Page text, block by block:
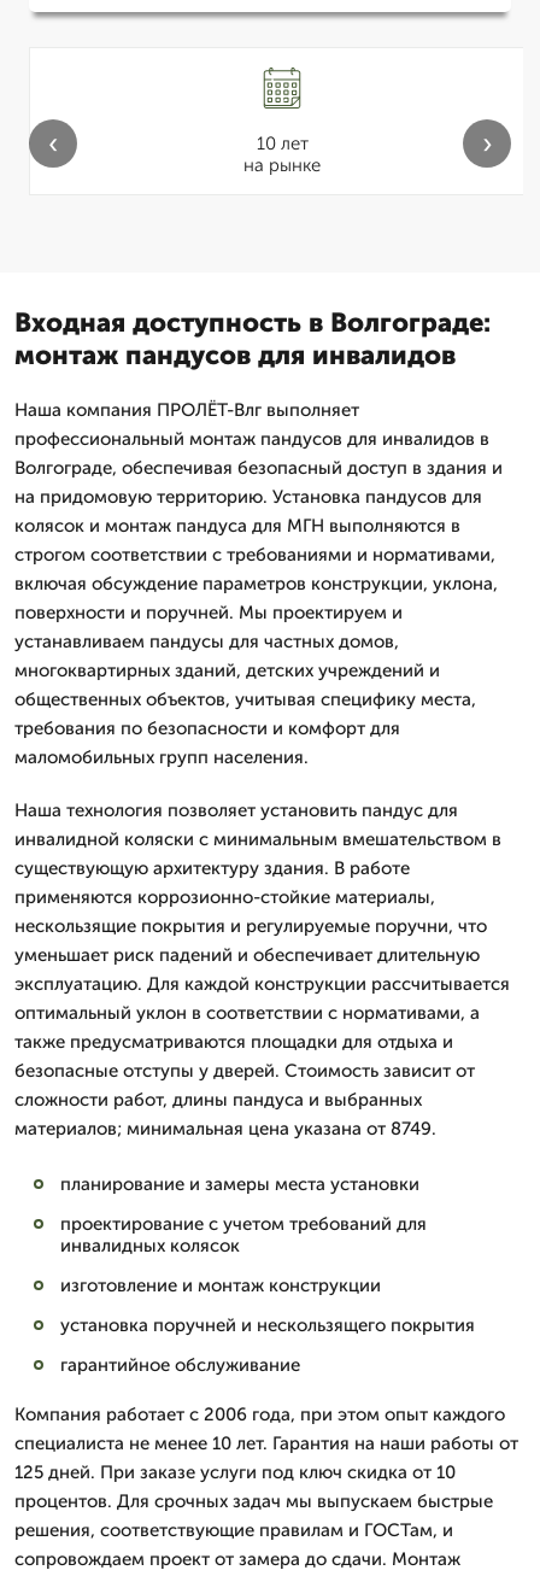
10 лет
на рынке
‹ ›
Входная доступность в Волгограде:
монтаж пандусов для инвалидов
Наша компания ПРОЛЁТ-Влг выполняет
профессиональный монтаж пандусов для инвалидов в
Волгограде, обеспечивая безопасный доступ в здания и
на придомовую территорию. Установка пандусов для
колясок и монтаж пандуса для МГН выполняются в
строгом соответствии с требованиями и нормативами,
включая обсуждение параметров конструкции, уклона,
поверхности и поручней. Мы проектируем и
устанавливаем пандусы для частных домов,
многоквартирных зданий, детских учреждений и
общественных объектов, учитывая специфику места,
требования по безопасности и комфорт для
маломобильных групп населения.
Наша технология позволяет установить пандус для
инвалидной коляски с минимальным вмешательством в
существующую архитектуру здания. В работе
применяются коррозионно-стойкие материалы,
нескользящие покрытия и регулируемые поручни, что
уменьшает риск падений и обеспечивает длительную
эксплуатацию. Для каждой конструкции рассчитывается
оптимальный уклон в соответствии с нормативами, а
также предусматриваются площадки для отдыха и
безопасные отступы у дверей. Стоимость зависит от
сложности работ, длины пандуса и выбранных
материалов; минимальная цена указана от 8749.
планирование и замеры места установки
проектирование с учетом требований для
инвалидных колясок
изготовление и монтаж конструкции
установка поручней и нескользящего покрытия
гарантийное обслуживание
Компания работает с 2006 года, при этом опыт каждого
специалиста не менее 10 лет. Гарантия на наши работы от
125 дней. При заказе услуги под ключ скидка от 10
процентов. Для срочных задач мы выпускаем быстрые
решения, соответствующие правилам и ГОСТам, и
сопровождаем проект от замера до сдачи. Монтаж